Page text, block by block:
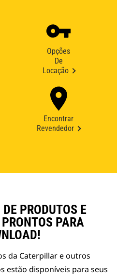
Opções
De
Locação
Encontrar
Revendedor
PRODUTOS E
PARA
da Caterpillar e outros
estão disponíveis para seus